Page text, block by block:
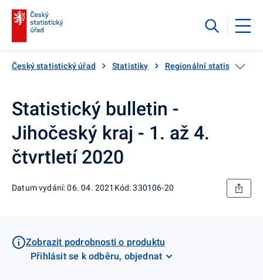
Český statistický úřad Statistiky Regionální statistiky
Statistický bulletin -
Jihočeský kraj - 1. až 4.
čtvrtletí 2020
Datum vydání: 06. 04. 2021 Kód: 330106-20
Zobrazit podrobnosti o produktu
Přihlásit se k odběru, objednat